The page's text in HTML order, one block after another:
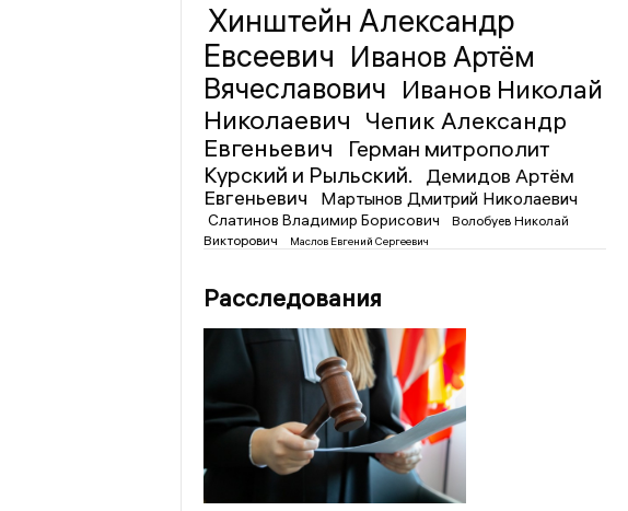
Хинштейн Александр
Евсеевич Иванов Артём
Вячеславович Иванов Николай
Николаевич Чепик Александр
Евгеньевич
Герман митрополит
Курский и Рыльский.
Демидов Артём
Евгеньевич
Мартынов Дмитрий Николаевич
Слатинов Владимир Борисович
Волобуев Николай
Викторович
Маслов Евгений Сергеевич
Расследования